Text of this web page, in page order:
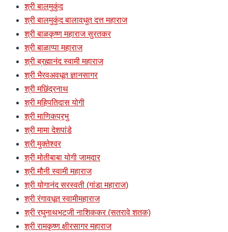
श्री बालमुकुंद
श्री बालमुकुंद बालावधुत दत्त महाराज
श्री बाळकृष्ण महाराज सुरतकर
श्री बाळाप्पा महाराज
श्री ब्रह्मानंद स्वामी महाराज
श्री भैरवअवधूत ज्ञानसागर
श्री मछिंद्रनाथ
श्री महिपतिदास योगी
श्री माणिकप्रभु
श्री मामा देशपांडे
श्री मुक्तेश्वर
श्री मोतीबाबा योगी जामदार
श्री मौनी स्वामी महाराज
श्री योगानंद सरस्वती (गांडा महाराज)
श्री रंगावधूत स्वामीमहाराज
श्री रघुनाथभटजी नाशिककर (सतरावे शतक)
श्री रामकृष्ण क्षीरसागर महाराज